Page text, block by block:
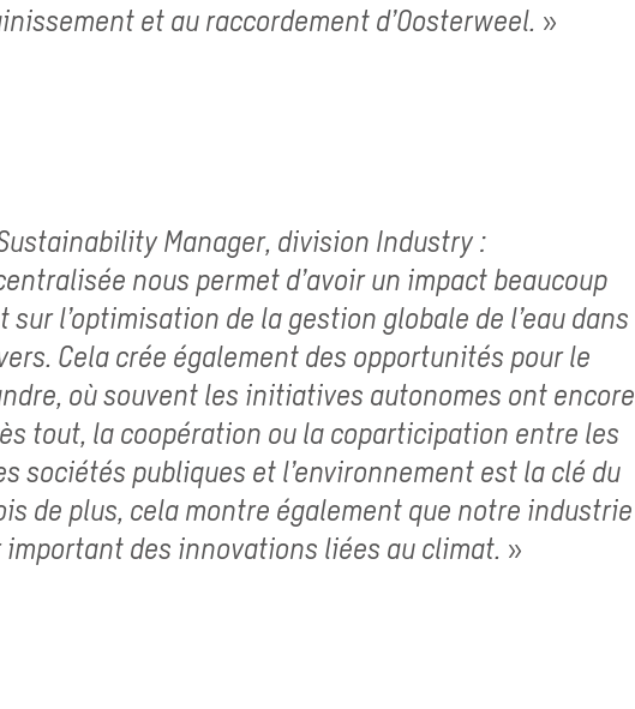
et au raccordement d’Oosterweel. »
Manager, division Industry :
nous permet d’avoir un impact beaucoup
l’optimisation de la gestion globale de l’eau dans
Cela crée également des opportunités pour le
où souvent les initiatives autonomes ont encore
tout, la coopération ou la coparticipation entre les
sociétés publiques et l’environnement est la clé du
de plus, cela montre également que notre industrie
des innovations liées au climat. »